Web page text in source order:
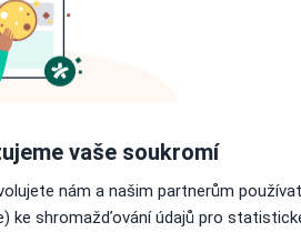
nejsou k dispozici
informace o svých službách.
vaše soukromí
nám a našim partnerům
ke shromažďování údajů pro